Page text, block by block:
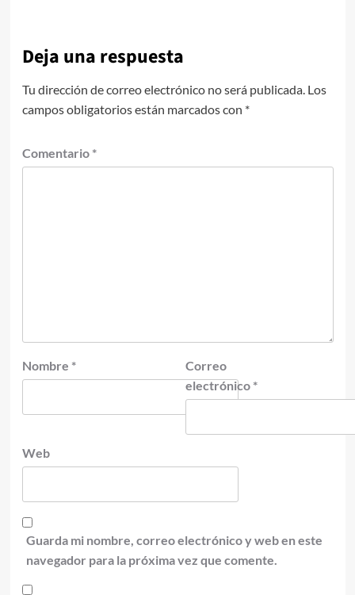
Deja una respuesta
Tu dirección de correo electrónico no será publicada. Los
campos obligatorios están marcados con *
Comentario *
Nombre *
Correo
electrónico *
Web
Guarda mi nombre, correo electrónico y web en este
navegador para la próxima vez que comente.